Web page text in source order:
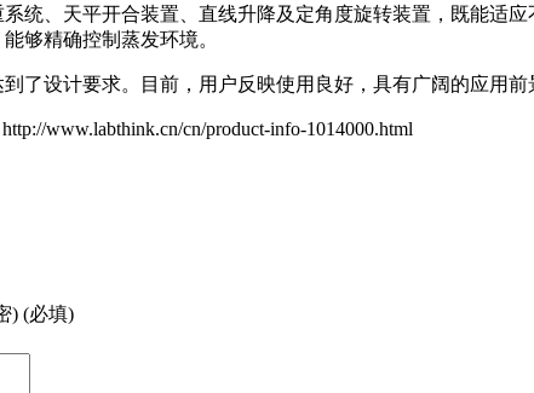
统、天平开合装置、直线升降及定角度旋转装置，既能适
够精确控制蒸发环境。
设计要求。目前，用户反映使用良好，具有广阔的应用前
www.labthink.cn/cn/product-info-1014000.html
) (必填)